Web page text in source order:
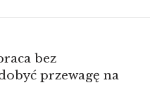
bez
przewagę na